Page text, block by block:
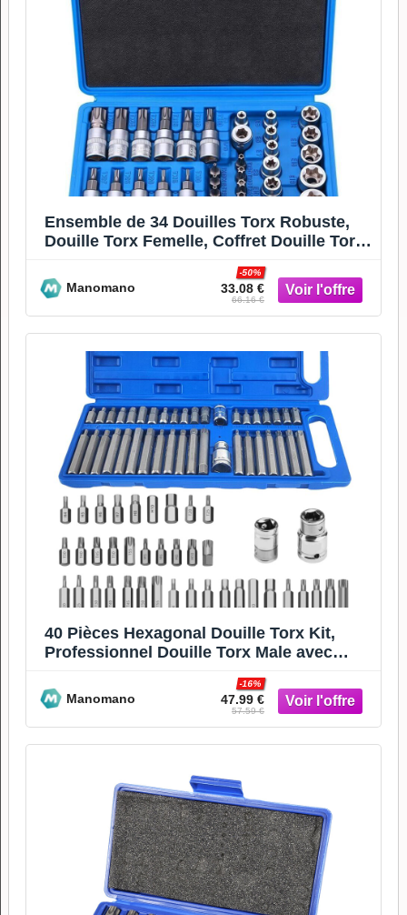
Ensemble de 34 Douilles Torx Robuste,
Douille Torx Femelle, Coffret Douille Torx,
Manomano 33.08 €
-50%
66.16 €
40 Pièces Hexagonal Douille Torx Kit,
Professionnel Douille Torx Male avec
Manomano 47.99 €
-16%
57.59 €